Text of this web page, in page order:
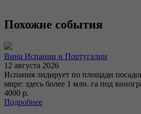
Похожие события
Вина Испании и Португалии
12 августа 2026
Испания лидирует по площади
мире: здесь более 1 млн. га под
4000 р.
Подробнее